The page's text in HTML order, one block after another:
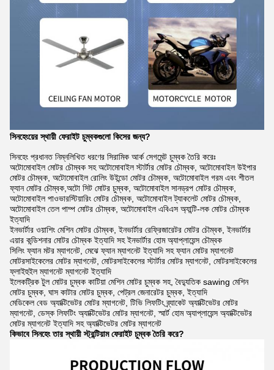
সিনহেংয়ের স্থায়ী ফেরাইট চুম্বকগুলো কিসের জন্য?
সিনহেং প্রধানত নিম্নলিখিত ধরণের সিরামিক আর্ক সেগমেন্ট চুম্বক তৈরি করেঃ
অটোমোবাইল মোটর চৌম্বক সহ অটোমোবাইল স্টার্টার মোটর চৌম্বক, অটোমোবাইল উইপার
মোটর চৌম্বক, অটোমোবাইল রোলিং উইন্ডো মোটর চৌম্বক, অটোমোবাইল গরম এবং শীতল
ফ্যান মোটর চৌম্বক,অটো সিট মোটর চুম্বক, অটোমোবাইল সানড্রপ মোটর চৌম্বক,
অটোমোবাইল পাওভারস্টিয়ারিং মোটর চৌম্বক, অটোমোবাইল ট্যাকলেট মোটর চৌম্বক,
অটোমোবাইল তেল পাম্প মোটর চৌম্বক, অটোমোবাইল এবিএস অ্যান্টি-লক মোটর চৌম্বক
ইত্যাদি
ইনভার্টার ওয়াশিং মেশিন মোটর চৌম্বক, ইনভার্টার রেফ্রিজারেটর মোটর চৌম্বক, ইনভার্টার
এয়ার কন্ডিশনার মোটর চৌম্বক ইত্যাদি সহ ইনভার্টার হোম অ্যাপ্লায়েন্স চৌম্বক
সিলিং ফ্যান মটর ম্যাগনেট, মেঝে ফ্যান ম্যাগনেট ইত্যাদি সহ ফ্যান মোটর ম্যাগনেট
মোটরসাইকেলের মোটর ম্যাগনেট, মোটরসাইকেলের স্টার্টার মোটর ম্যাগনেট, মোটরসাইকেলের
ফ্লাইহুইল ম্যাগনেট ম্যাগনেট ইত্যাদি
ইলেকট্রিক টুল মোটর চুম্বক কাটিয়া মেশিন মোটর চুম্বক সহ, বৈদ্যুতিক sawing মেশিন
মোটর চুম্বক, ঘাস কাটার মোটর চুম্বক, পেট্রল জেনারেটর চুম্বক, ইত্যাদি
মেডিকেল বেড অ্যাক্টিভেটর মোটর ম্যাগনেট, টিভি লিফটিং ব্র্যাকেট অ্যাক্টিভেটর মোটর
ম্যাগনেট, ডেস্ক লিফটিং অ্যাক্টিভেটর মোটর ম্যাগনেট, স্মার্ট হোম অ্যাপ্লায়েন্স অ্যাক্টিভেটর
মোটর ম্যাগনেট ইত্যাদি সহ অ্যাক্টিভেটর মোটর ম্যাগনেট
কিভাবে সিনহেং তার স্থায়ী স্ট্রন্টিয়াম ফেরাইট চুম্বক তৈরি করে?